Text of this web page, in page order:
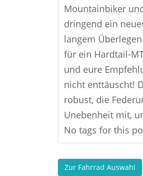
Mountainbiker
dringend ein
langem
für ein Hardtail-
und eure
nicht enttäuscht!
robust, die
Unebenheit mit,
No tags for this
Zur Fahrrad Auswahl